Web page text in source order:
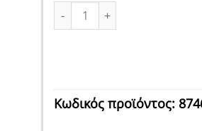
ΚΑΡΥΔΑΚΙ ΜΑΓΝΗΤΙΚΟ 12mm
Κωδικός προϊόντος: